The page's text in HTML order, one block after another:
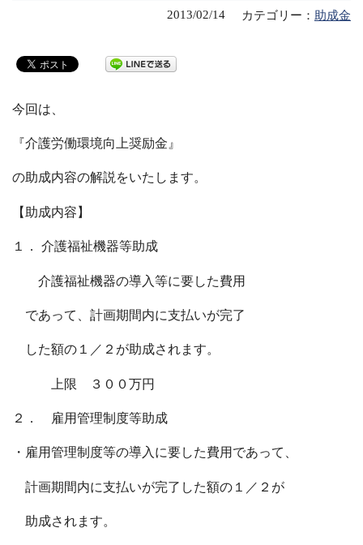
カテゴリー： 助成金
2013/02/14
今回は、
『介護労働環境向上奨励金』
の助成内容の解説をいたします。
【助成内容】
１． 介護福祉機器等助成
介護福祉機器の導入等に要した費用
であって、計画期間内に支払いが完了
した額の１／２が助成されます。
上限 ３００万円
２． 雇用管理制度等助成
・雇用管理制度等の導入に要した費用であって、
計画期間内に支払いが完了した額の１／２が
助成されます。